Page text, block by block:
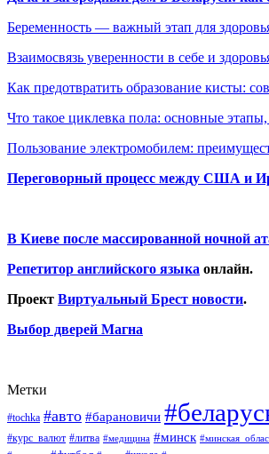
Беременность — важный этап для
Взаимосвязь уверенности в себе и
Как предотвратить образование кисты:
Что такое циклевка пола: основные
Пользование электромобилем:
Переговорный процесс между США и
В Киеве после массированной ночной
Репетитор английского языка онлайн.
Проект Виртуальный Брест новости.
Выбор дверей Магна
Метки
#tochka #авто #барановичи
#курс_валют #литва #медицина #минск